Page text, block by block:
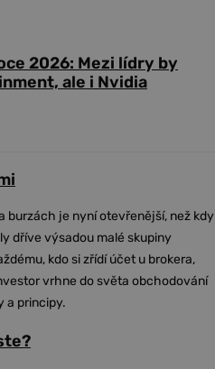
2026: Mezi lídry by
ale i Nvidia
burzách je nyní otevřenější, než kdy
dříve výsadou malé skupiny
kdo si zřídí účet u brokera,
vrhne do světa obchodování
a principy.